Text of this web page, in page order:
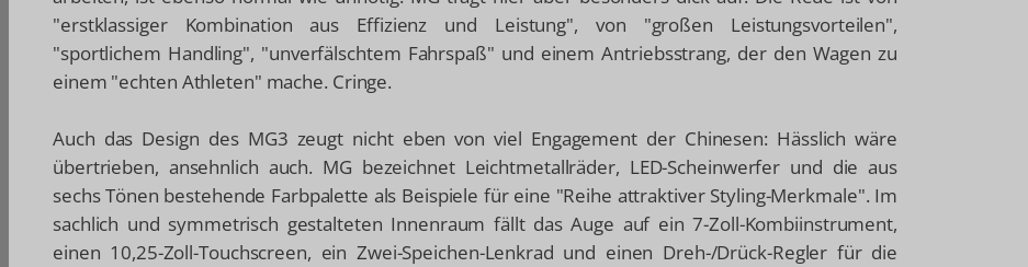
"erstklassiger Kombination aus Effizienz und Leistung", von "großen Leistungsvorteilen",
"sportlichem Handling", "unverfälschtem Fahrspaß" und einem Antriebsstrang, der den Wagen zu
einem "echten Athleten" mache. Cringe.
Auch das Design des MG3 zeugt nicht eben von viel Engagement der Chinesen: Hässlich wäre
übertrieben, ansehnlich auch. MG bezeichnet Leichtmetallräder, LED-Scheinwerfer und die aus
sechs Tönen bestehende Farbpalette als Beispiele für eine "Reihe attraktiver Styling-Merkmale". Im
sachlich und symmetrisch gestalteten Innenraum fällt das Auge auf ein 7-Zoll-Kombiinstrument,
einen 10,25-Zoll-Touchscreen, ein Zwei-Speichen-Lenkrad und einen Dreh-/Drück-Regler für die